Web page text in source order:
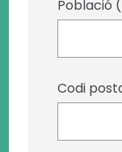
Població
Codi